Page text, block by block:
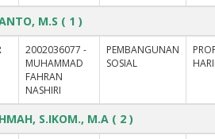
M.S ( 1 )
2002036077 -
MUHAMMAD
FAHRAN
NASHIRI
PEMBANGUNAN
SOSIAL
S.IKOM., M.A ( 2 )